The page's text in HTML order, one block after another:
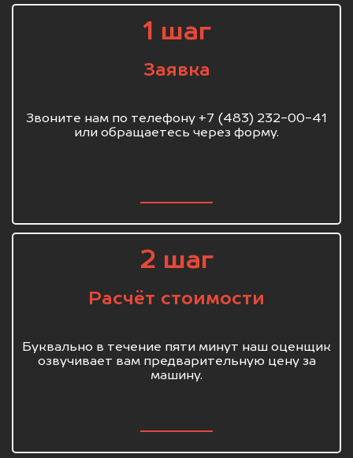
1 шаг
Заявка
Звоните нам по телефону +7 (483) 232-00-41
или обращаетесь через форму.
2 шаг
Расчёт стоимости
Буквально в течение пяти минут наш оценщик
озвучивает вам предварительную цену за
машину.